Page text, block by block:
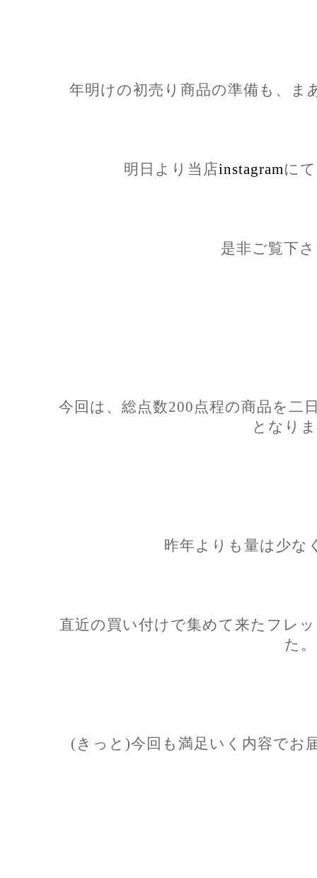
年明けの初売り商品の準備も、ま
明日より当店instagramに
是非ご覧下
今回は、総点数200点程の商品を二
となり
昨年よりも量は少な
直近の買い付けで集めて来たフレ
た。
(きっと)今回も満足いく内容でお